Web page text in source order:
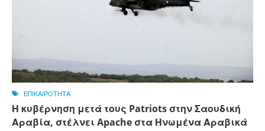
ΕΠΙΚΑΙΡΟΤΗΤΑ
Η κυβέρνηση μετά τους Patriots στην Σαουδική
Αραβία, στέλνει Apache στα Ηνωμένα Αραβικά